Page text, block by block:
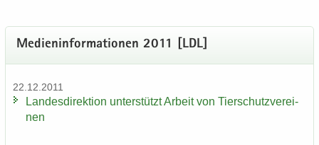
Me­di­en­in­for­ma­tio­nen 2011 [LDL]
22.12.2011
Lan­des­di­rek­ti­on un­ter­stützt Ar­beit von Tier­schutz­ver­ei­
nen